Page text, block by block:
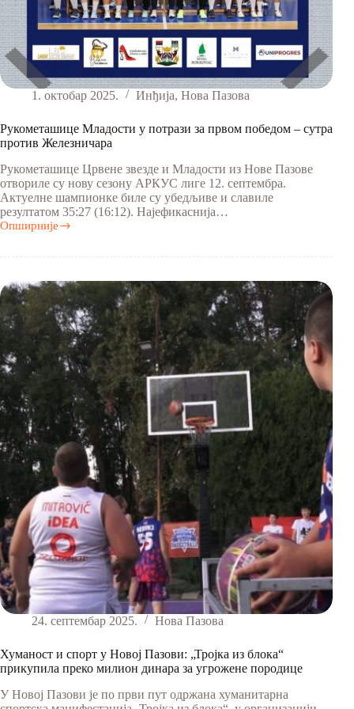
1. октобар 2025. Инђија, Нова Пазова
Рукометашице Младости у потрази за првом победом – сутра
против Железничара
Рукометашице Црвене звезде и Младости из Нове Пазове
отвориле су нову сезону АРКУС лиге 12. септембра.
Актуелне шампионке биле су убедљиве и славиле
резултатом 35:27 (16:12). Најефикаснија…
Опширније
Рукометашице
у
за
првом
победом
–
сутра
против
Железничара
24. септембар 2025. Нова Пазова
Хуманост и спорт у Новој Пазови: „Тројка из блока“
прикупила преко милион динара за угрожене породице
У Новој Пазови je по први пут одржана хуманитарна